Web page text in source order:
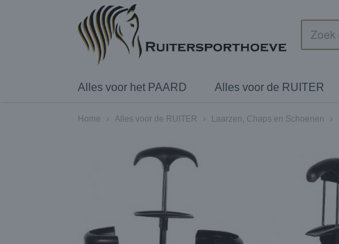
Alles voor het PAARD Alles voor de RUITER
Home › Alles voor de RUITER › Laarzen, Chaps en Schoenen ›